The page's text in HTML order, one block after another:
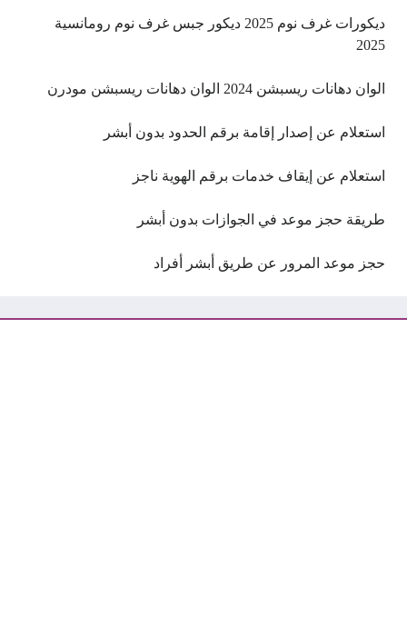
ديكورات غرف نوم 2025 ديكور جبس غرف نوم رومانسية
2025
الوان دهانات ريسبشن 2024 الوان دهانات ريسبشن مودرن
استعلام عن إصدار إقامة برقم الحدود بدون أبشر
استعلام عن إيقاف خدمات برقم الهوية ناجز
طريقة حجز موعد في الجوازات بدون أبشر
حجز موعد المرور عن طريق أبشر أفراد